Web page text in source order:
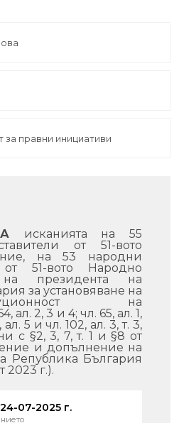
за правни инициативи
исканията на55
от 51-вото
на 53 народни
от 51-вото Народно
президента на
за установяване на
на
ал. 2, 3 и 4; чл. 65, ал. 1,
5 и чл. 102, ал. 3, т. 3,
с §2, 3, 7, т. 1 и §8 от
и допълнение на
Република България
2023 г.).
07-2025 г.